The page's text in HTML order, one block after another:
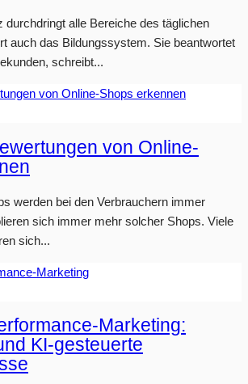
durchdringt alle Bereiche des täglichen
auch das Bildungssystem. Sie beantwortet
schreibt...
von Online-
werden bei den Verbrauchern immer
sich immer mehr solcher Shops. Viele
sich...
Marketing:
KI-gesteuerte